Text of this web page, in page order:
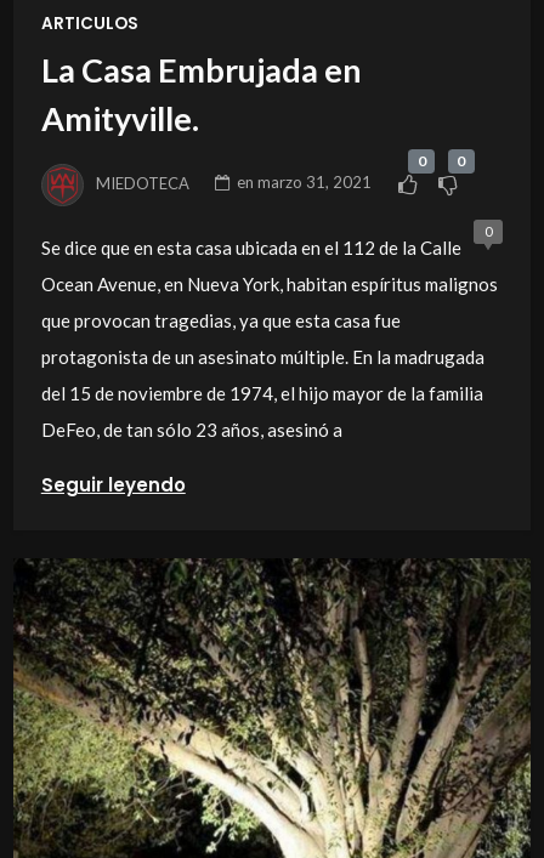
ARTICULOS
La Casa Embrujada en
Amityville.
MIEDOTECA enmarzo 31, 2021
0 0
0
Se dice que en esta casa ubicada en el 112 de la Calle
Ocean Avenue, en Nueva York, habitan espíritus malignos
que provocan tragedias, ya que esta casa fue
protagonista de un asesinato múltiple. En la madrugada
del 15 de noviembre de 1974, el hijo mayor de la familia
DeFeo, de tan sólo 23 años, asesinó a
Seguir leyendo